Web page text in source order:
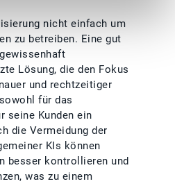
nicht einfach um
zu betreiben. Eine gut
Lösung, die den Fokus
und rechtzeitiger
für das
seine Kunden ein
die Vermeidung der
KIs können
besser kontrollieren und
was zu einem